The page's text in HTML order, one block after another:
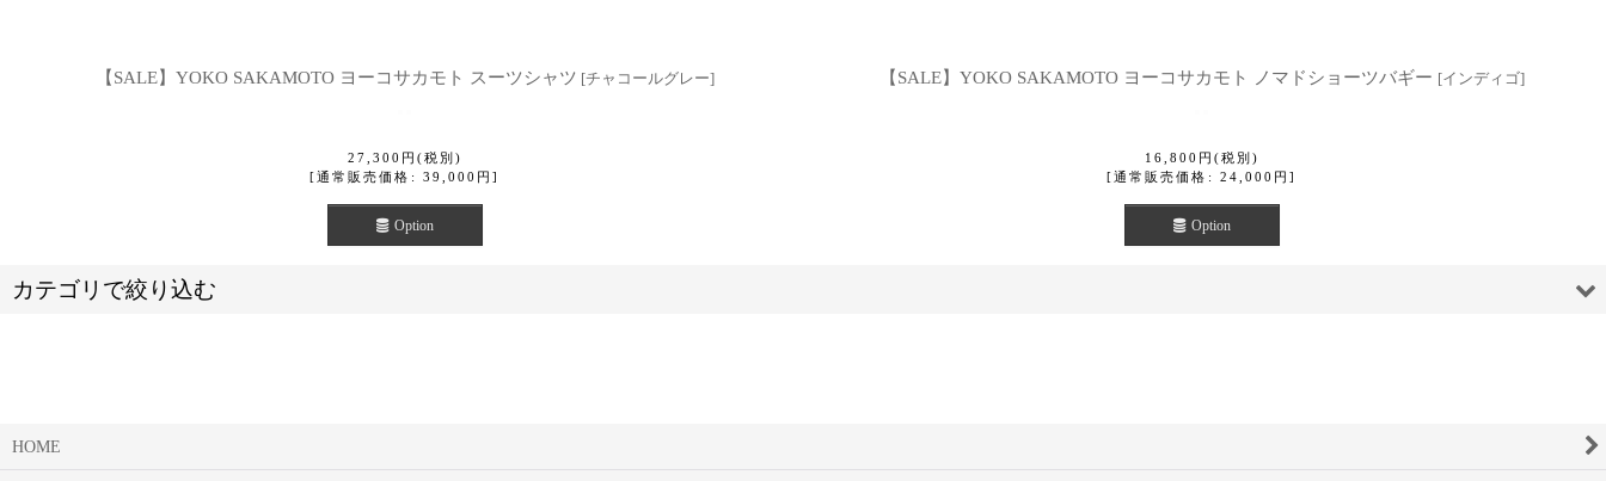
【SALE】YOKO SAKAMOTO ヨーコサカモト スーツシャツ [チャコールグレー]
27,300 円 (税別)
[通常販売価格 : 39,000 円 ]
Option
【SALE】YOKO SAKAMOTO ヨーコサカモト ノマドショーツバギー [インディゴ]
16,800 円 (税別)
[通常販売価格 : 24,000 円 ]
Option
カテゴリで絞り込む
SALE【セール】 (全商品)
HOME